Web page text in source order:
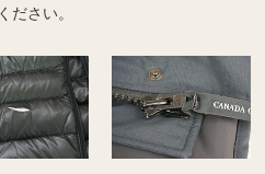
ださい。